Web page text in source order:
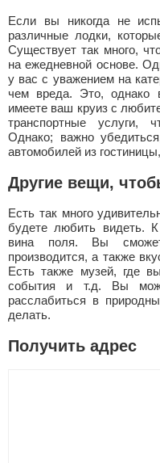
Если вы никогда не
различные лодки,
Существует так много,
на ежедневной основе.
у вас с уважением на
чем вреда. Это, однако
имеете ваш круиз с
транспортные услуги,
Однако; важно
автомобилей из
Другие вещи,
Есть так много
будете любить видеть.
вина поля. Вы
производится, а также
Есть также музей, где
события и т.д. Вы
расслабиться в
делать.
Получить адрес